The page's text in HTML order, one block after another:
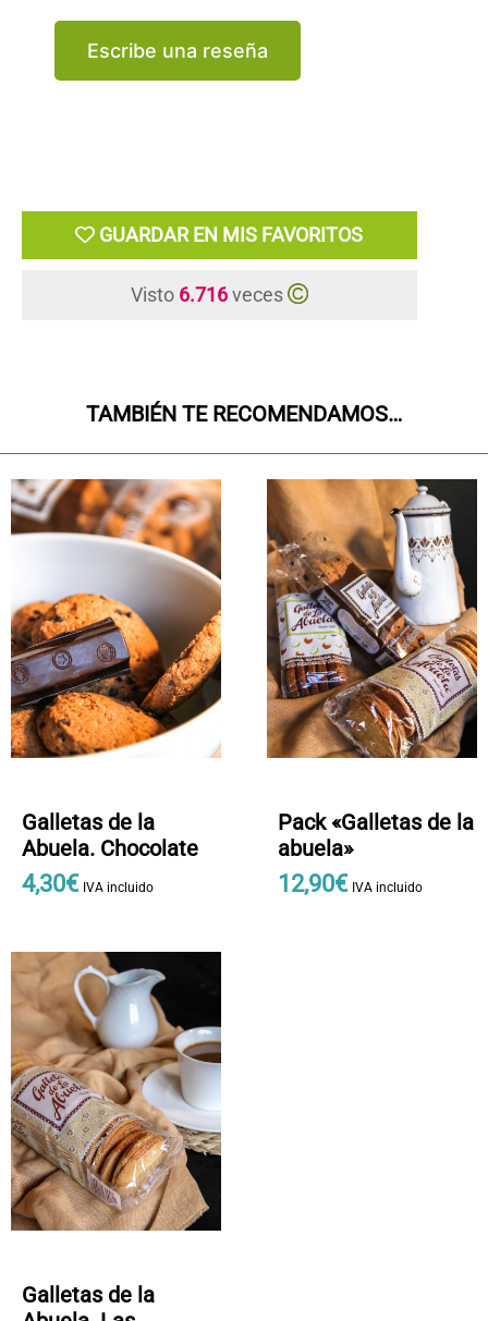
Escribe una reseña
GUARDAR EN MIS FAVORITOS
Visto 6.716veces
TAMBIÉN TE RECOMENDAMOS…
Galletas de la
Abuela. Chocolate
4,30€ IVA incluido
Pack «Galletas de la
abuela»
12,90€ IVA incluido
Galletas de la